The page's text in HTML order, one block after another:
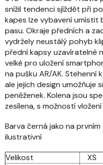
snížil tendenci sjíždět při
kapes lze vybavení umístit
pasu. Okraje předních a
vydržely neustálý pohyb
přední kapsy uzavíratelné
velké pro uložení
na pušku AR/AK. Stehenní
ale jejich design umožňuje
peněženek. Kolena jsou
zesílena, s možností
Barva černá jako na
ilustrativní
Velikost
XS